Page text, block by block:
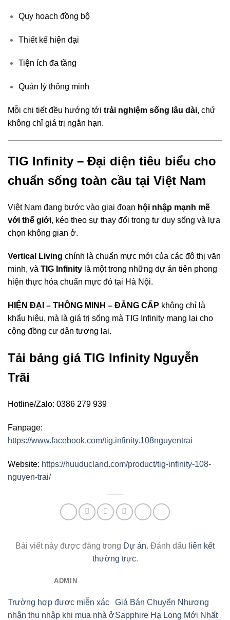
Quy hoạch đồng bộ
Thiết kế hiện đại
Tiện ích đa tầng
Quản lý thông minh
Mỗi chi tiết đều hướng tới trải nghiệm sống lâu dài, chứ
không chỉ giá trị ngắn hạn.
TIG Infinity – Đại diện tiêu biểu cho
chuẩn sống toàn cầu tại Việt Nam
Việt Nam đang bước vào giai đoạn hội nhập mạnh mẽ
với thế giới, kéo theo sự thay đổi trong tư duy sống và lựa
chọn không gian ở.
Vertical Living chính là chuẩn mực mới của các đô thị văn
minh, và TIG Infinity là một trong những dự án tiên phong
hiện thực hóa chuẩn mực đó tại Hà Nội.
HIỆN ĐẠI – THÔNG MINH – ĐẲNG CẤP không chỉ là
khẩu hiệu, mà là giá trị sống mà TIG Infinity mang lại cho
cộng đồng cư dân tương lai.
Tải bảng giá TIG Infinity Nguyễn
Trãi
Hotline/Zalo: 0386 279 939
Fanpage:
https://www.facebook.com/tig.infinity.108nguyentrai
Website: https://huuducland.com/product/tig-infinity-108-
nguyen-trai/
Bài viết này được đăng trong Dự án. Đánh dấu liên kết
thường trực.
ADMIN
Trường hợp được miễn xác
nhận thu nhập khi mua nhà ở
Giá Bán Chuyển Nhượng
Sapphire Hạ Long Mới Nhất